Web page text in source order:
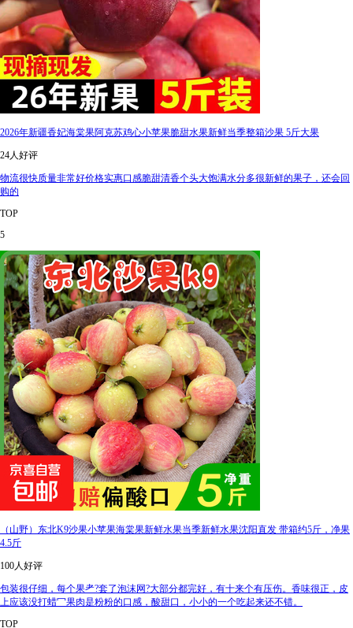
2026年新疆香妃海棠果阿克苏鸡心小苹果脆甜水果新鲜当季整箱沙果 5斤大果
24人好评
物流很快质量非常好价格实惠口感脆甜清香个头大饱满水分多很新鲜的果子，还会回
购的
TOP
5
（山野）东北K9沙果小苹果海棠果新鲜水果当季新鲜水果沈阳直发 带箱约5斤，净果
4.5斤
100人好评
包装很仔细，每个果耂?套了泡沫网?大部分都完好，有十来个有压伤。香味很正，皮
上应该没打蜡冖果肉是粉粉的口感，酸甜口，小小的一个吃起来还不错。
TOP